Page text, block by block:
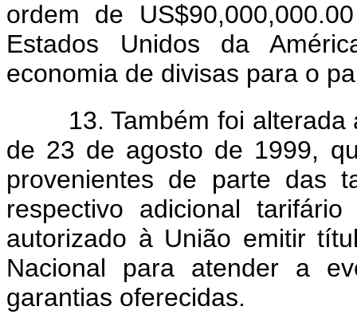
ordem de
Estados Unidos da
economia de divisas para o
13. Também foi alterada
de 23 de agosto de 1999,
provenientes de parte das
respectivo adicional
autorizado à União emitir
Nacional para atender a
garantias oferecidas.